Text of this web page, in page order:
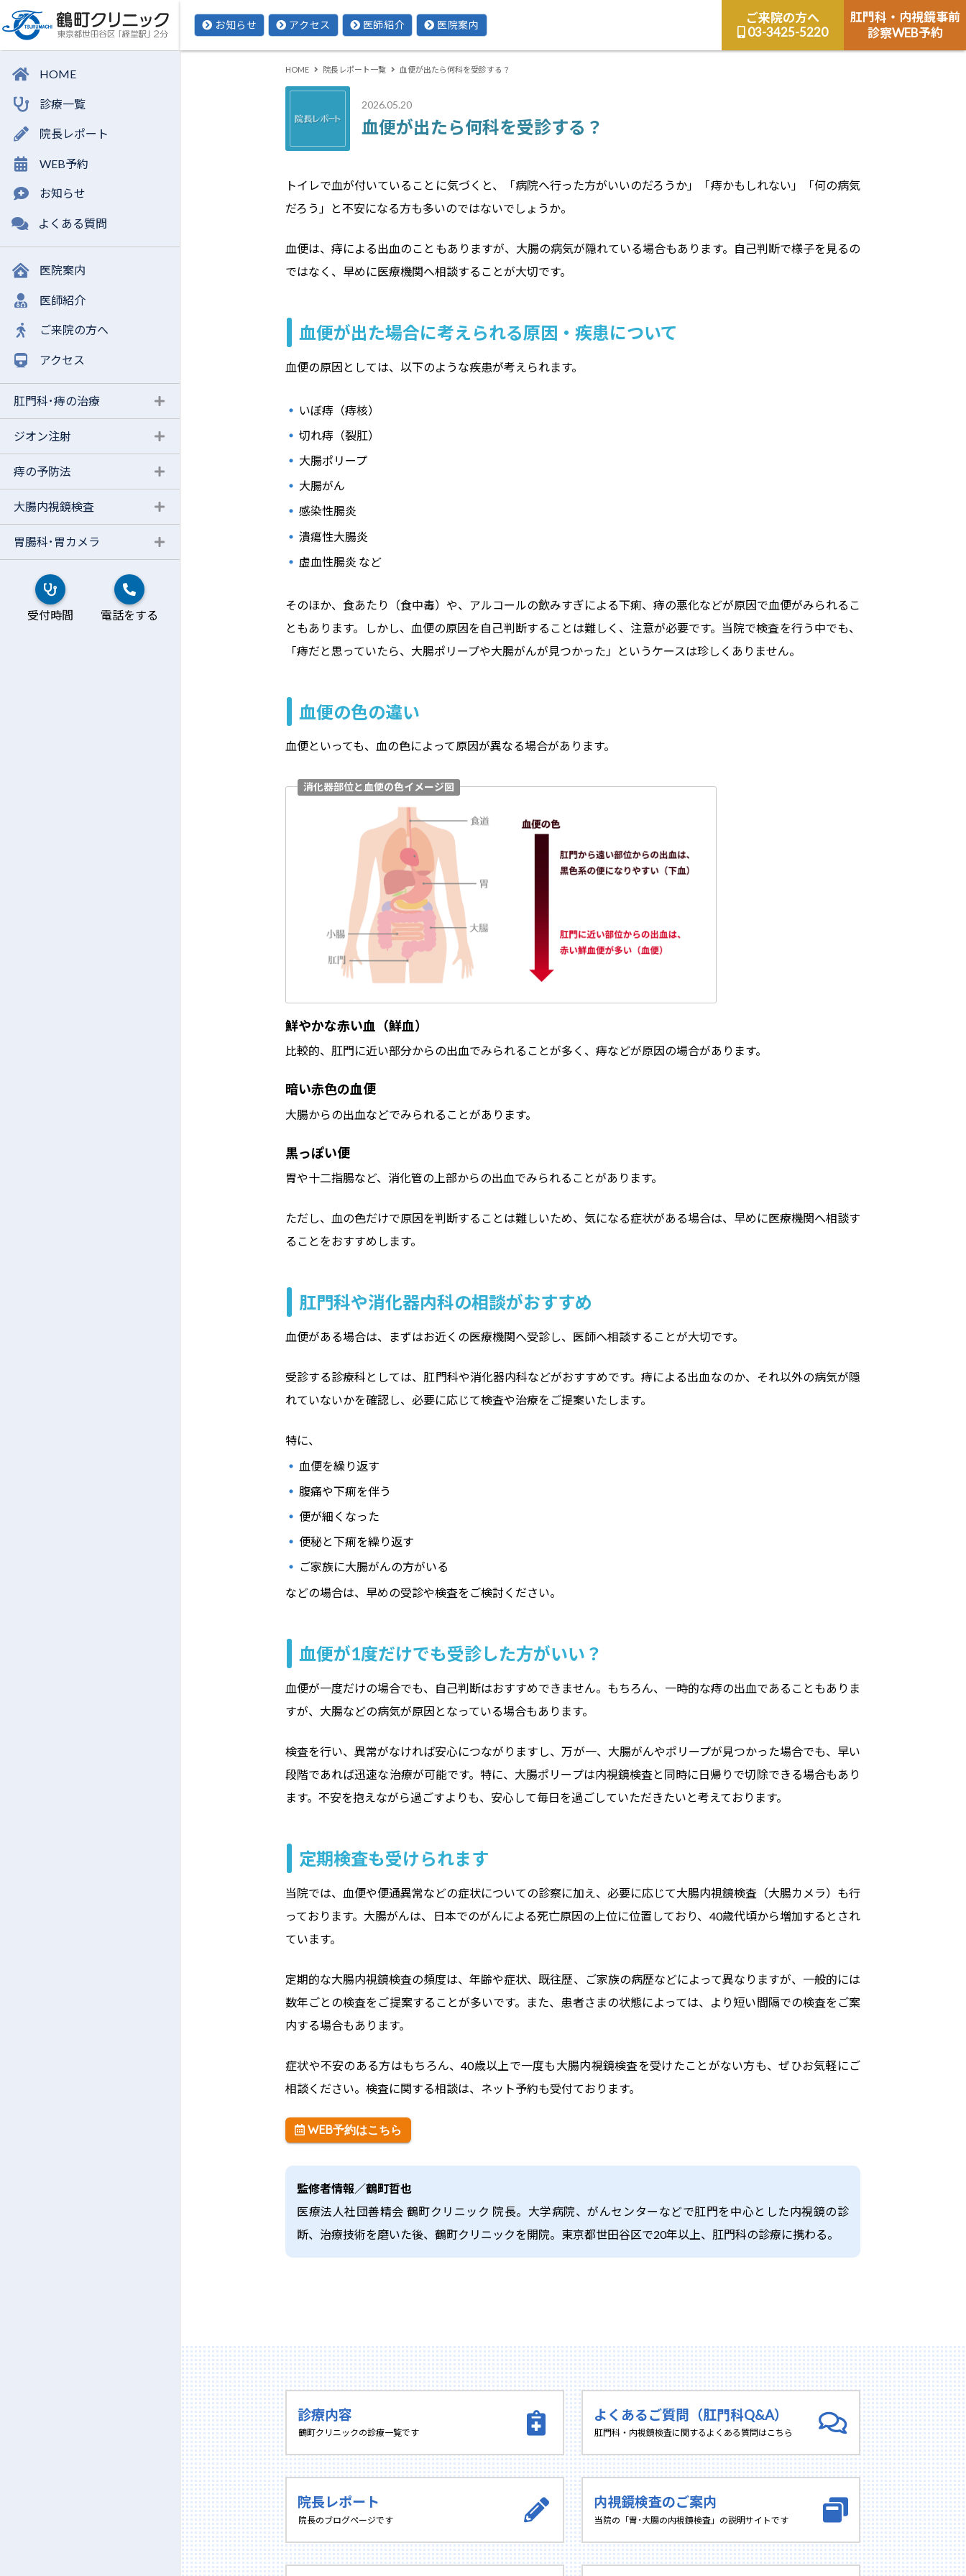
お知らせ アクセス 医師紹介 医院案内
ご来院の方へ
03-3425-5220
肛門科・内視鏡事前
診察WEB予約
HOME 院長レポート一覧 血便が出たら何科を受診する？
2026.05.20
血便が出たら何科を受診する？
トイレで血が付いていることに気づくと、「病院へ行った方がいいのだろうか」「痔かもしれない」「何の病気
だろう」と不安になる方も多いのではないでしょうか。
血便は、痔による出血のこともありますが、大腸の病気が隠れている場合もあります。自己判断で様子を見るの
ではなく、早めに医療機関へ相談することが大切です。
血便が出た場合に考えられる原因・疾患について
血便の原因としては、以下のような疾患が考えられます。
いぼ痔（痔核）
切れ痔（裂肛）
大腸ポリープ
大腸がん
感染性腸炎
潰瘍性大腸炎
虚血性腸炎 など
そのほか、食あたり（食中毒）や、アルコールの飲みすぎによる下痢、痔の悪化などが原因で血便がみられるこ
ともあります。しかし、血便の原因を自己判断することは難しく、注意が必要です。当院で検査を行う中でも、
「痔だと思っていたら、大腸ポリープや大腸がんが見つかった」というケースは珍しくありません。
血便の色の違い
血便といっても、血の色によって原因が異なる場合があります。
消化器部位と血便の色イメージ図
鮮やかな赤い血（鮮血）
比較的、肛門に近い部分からの出血でみられることが多く、痔などが原因の場合があります。
暗い赤色の血便
大腸からの出血などでみられることがあります。
黒っぽい便
胃や十二指腸など、消化管の上部からの出血でみられることがあります。
ただし、血の色だけで原因を判断することは難しいため、気になる症状がある場合は、早めに医療機関へ相談す
ることをおすすめします。
肛門科や消化器内科の相談がおすすめ
血便がある場合は、まずはお近くの医療機関へ受診し、医師へ相談することが大切です。
受診する診療科としては、肛門科や消化器内科などがおすすめです。痔による出血なのか、それ以外の病気が隠
れていないかを確認し、必要に応じて検査や治療をご提案いたします。
特に、
血便を繰り返す
腹痛や下痢を伴う
便が細くなった
便秘と下痢を繰り返す
ご家族に大腸がんの方がいる
などの場合は、早めの受診や検査をご検討ください。
血便が1度だけでも受診した方がいい？
血便が一度だけの場合でも、自己判断はおすすめできません。もちろん、一時的な痔の出血であることもありま
すが、大腸などの病気が原因となっている場合もあります。
検査を行い、異常がなければ安心につながりますし、万が一、大腸がんやポリープが見つかった場合でも、早い
段階であれば迅速な治療が可能です。特に、大腸ポリープは内視鏡検査と同時に日帰りで切除できる場合もあり
ます。不安を抱えながら過ごすよりも、安心して毎日を過ごしていただきたいと考えております。
定期検査も受けられます
当院では、血便や便通異常などの症状についての診察に加え、必要に応じて大腸内視鏡検査（大腸カメラ）も行
っております。大腸がんは、日本でのがんによる死亡原因の上位に位置しており、40歳代頃から増加するとされ
ています。
定期的な大腸内視鏡検査の頻度は、年齢や症状、既往歴、ご家族の病歴などによって異なりますが、一般的には
数年ごとの検査をご提案することが多いです。また、患者さまの状態によっては、より短い間隔での検査をご案
内する場合もあります。
症状や不安のある方はもちろん、40歳以上で一度も大腸内視鏡検査を受けたことがない方も、ぜひお気軽にご
相談ください。検査に関する相談は、ネット予約も受付ております。
WEB予約はこちら
監修者情報／鶴町哲也
医療法人社団善精会 鶴町クリニック 院長。大学病院、がんセンターなどで肛門を中心とした内視鏡の診
断、治療技術を磨いた後、鶴町クリニックを開院。東京都世田谷区で20年以上、肛門科の診療に携わる。
診療内容
鶴町クリニックの診療一覧です
よくあるご質問（肛門科Q&A）
肛門科・内視鏡検査に関するよくある質問はこちら
院長レポート
院長のブログページです
内視鏡検査のご案内
当院の「胃･大腸の内視鏡検査」の説明サイトです
HOME
診療一覧
院長レポート
WEB予約
お知らせ
よくある質問
医院案内
医師紹介
ご来院の方へ
アクセス
肛門科･痔の治療
ジオン注射
痔の予防法
大腸内視鏡検査
日帰り大腸ポリープ切除
胃腸科･胃カメラ
受付時間 電話をする